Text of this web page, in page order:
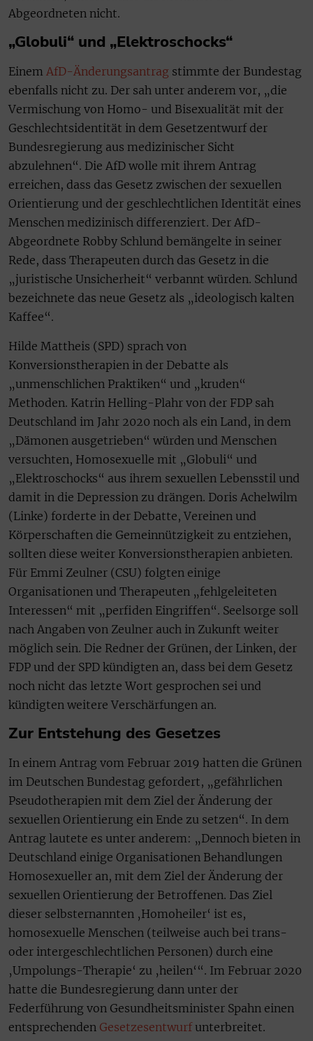
Abgeordneten nicht.
„Globuli“ und „Elektroschocks“
Einem AfD-Änderungsantrag stimmte der Bundestag
ebenfalls nicht zu. Der sah unter anderem vor, „die
Vermischung von Homo- und Bisexualität mit der
Geschlechtsidentität in dem Gesetzentwurf der
Bundesregierung aus medizinischer Sicht
abzulehnen“. Die AfD wolle mit ihrem Antrag
erreichen, dass das Gesetz zwischen der sexuellen
Orientierung und der geschlechtlichen Identität eines
Menschen medizinisch differenziert. Der AfD-
Abgeordnete Robby Schlund bemängelte in seiner
Rede, dass Therapeuten durch das Gesetz in die
„juristische Unsicherheit“ verbannt würden. Schlund
bezeichnete das neue Gesetz als „ideologisch kalten
Kaffee“.
Hilde Mattheis (SPD) sprach von
Konversionstherapien in der Debatte als
„unmenschlichen Praktiken“ und „kruden“
Methoden. Katrin Helling-Plahr von der FDP sah
Deutschland im Jahr 2020 noch als ein Land, in dem
„Dämonen ausgetrieben“ würden und Menschen
versuchten, Homosexuelle mit „Globuli“ und
„Elektroschocks“ aus ihrem sexuellen Lebensstil und
damit in die Depression zu drängen. Doris Achelwilm
(Linke) forderte in der Debatte, Vereinen und
Körperschaften die Gemeinnützigkeit zu entziehen,
sollten diese weiter Konversionstherapien anbieten.
Für Emmi Zeulner (CSU) folgten einige
Organisationen und Therapeuten „fehlgeleiteten
Interessen“ mit „perfiden Eingriffen“. Seelsorge soll
nach Angaben von Zeulner auch in Zukunft weiter
möglich sein. Die Redner der Grünen, der Linken, der
FDP und der SPD kündigten an, dass bei dem Gesetz
noch nicht das letzte Wort gesprochen sei und
kündigten weitere Verschärfungen an.
Zur Entstehung des Gesetzes
In einem Antrag vom Februar 2019 hatten die Grünen
im Deutschen Bundestag gefordert, „gefährlichen
Pseudotherapien mit dem Ziel der Änderung der
sexuellen Orientierung ein Ende zu setzen“. In dem
Antrag lautete es unter anderem: „Dennoch bieten in
Deutschland einige Organisationen Behandlungen
Homosexueller an, mit dem Ziel der Änderung der
sexuellen Orientierung der Betroffenen. Das Ziel
dieser selbsternannten ‚Homoheiler‘ ist es,
homosexuelle Menschen (teilweise auch bei trans-
oder intergeschlechtlichen Personen) durch eine
‚Umpolungs-Therapie‘ zu ‚heilen‘“. Im Februar 2020
hatte die Bundesregierung dann unter der
Federführung von Gesundheitsminister Spahn einen
entsprechenden Gesetzesentwurfunterbreitet.